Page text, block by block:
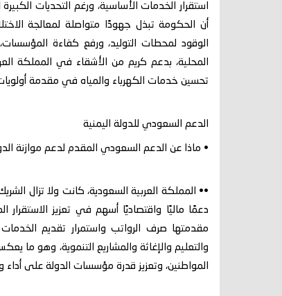
استقرار الخدمات الأساسية، ورغم التحديات
أن الحكومة تبذل جهودًا متواصلة لمعالجة
الوقود لمحطات التوليد، ورفع كفاءة المؤسسات،
المحلية، بدعم كريم من الأشقاء في المملكة
تحسين خدمات الكهرباء والمياه في مقدمة
الدعم السعودي للدولة اليمنية
• ماذا عن الدعم السعودي المقدم لدعم موازنة
•• المملكة العربية السعودية، كانت ولا تزال
دعمًا ماليًا واقتصاديًا أسهم في تعزيز
مقدمتها صرف الرواتب واستمرار تقديم
والتعليم والإغاثة والمشاريع التنموية، وهو
المواطنين، وتعزيز قدرة مؤسسات الدولة على أداء